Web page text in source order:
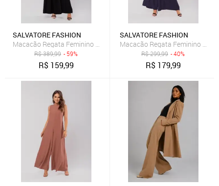
SALVATORE FASHION
Macacão Regata Feminino Alfaiataria Pantalona Salvatore Fashion
R$389,99 - 59%
R$ 159,99
SALVATORE FASHION
Macacão Regata Feminino
R$299,99 - 40%
R$ 179,99